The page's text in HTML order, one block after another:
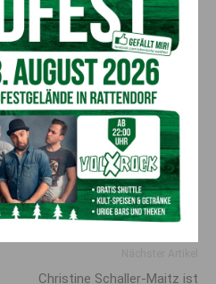
freudig erwartet!
GmbH
66
Mauthen
Christine Schaller-Maitz ist